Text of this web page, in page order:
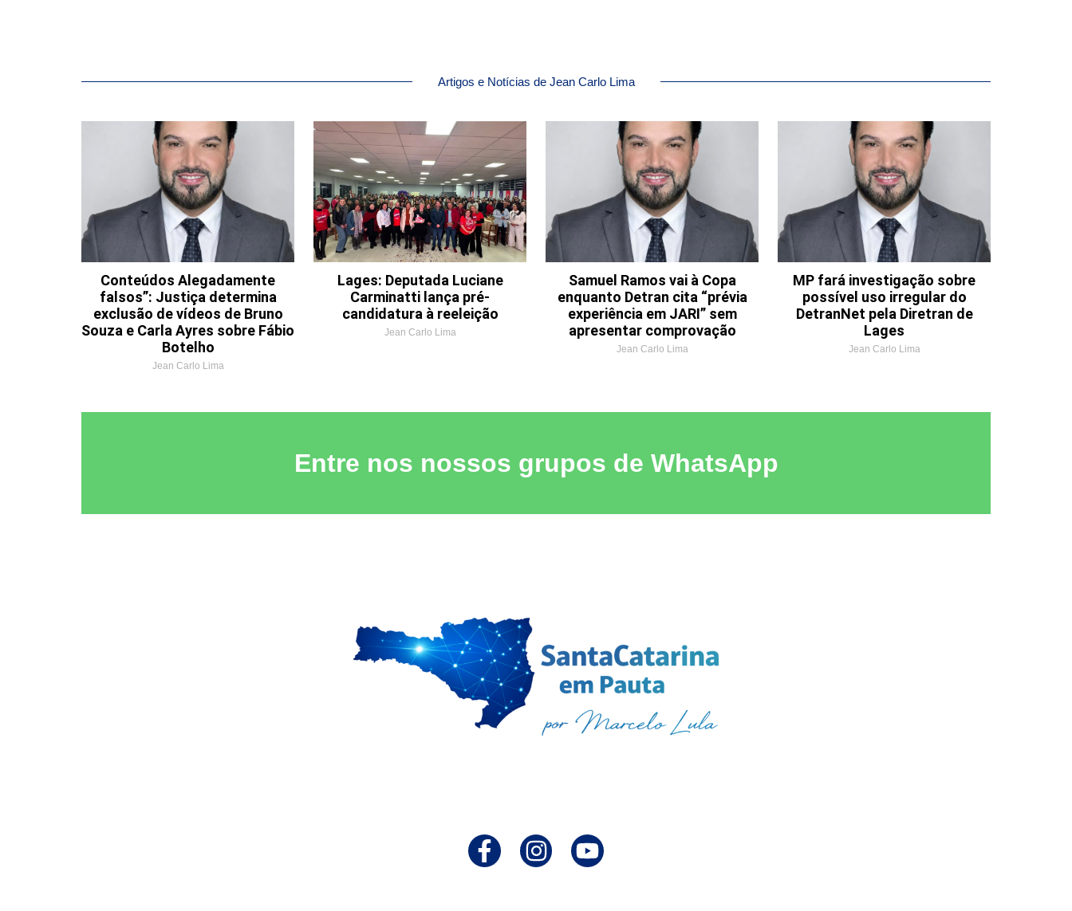
Artigos e Notícias de Jean Carlo Lima
Conteúdos Alegadamente
falsos”: Justiça determina
exclusão de vídeos de Bruno
Souza e Carla Ayres sobre Fábio
Botelho
Jean Carlo Lima
Lages: Deputada Luciane
Carminatti lança pré-
candidatura à reeleição
Jean Carlo Lima
Samuel Ramos vai à Copa
enquanto Detran cita “prévia
experiência em JARI” sem
apresentar comprovação
Jean Carlo Lima
MP fará investigação sobre
possível uso irregular do
DetranNet pela Diretran de
Lages
Jean Carlo Lima
Entre nos nossos grupos de WhatsApp